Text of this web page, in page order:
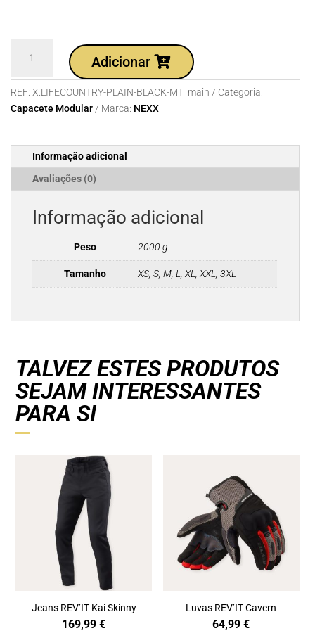
Capacete
NEXX
X.LIFECOUNTRY
BLACK
Adicionar
REF: X.LIFECOUNTRY-PLAIN-BLACK-MT_main
Categoria:
Capacete Modular
Marca: NEXX
Informação adicional
Avaliações (0)
Informação adicional
Peso 2000 g
Tamanho XS, S, M, L, XL, XXL, 3XL
TALVEZ ESTES PRODUTOS
SEJAM INTERESSANTES
PARA SI
Jeans REV’IT Kai Skinny
169,99€
Luvas REV’IT Cavern
64,99€